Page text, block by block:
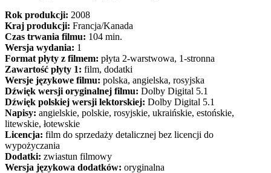
Rok produkcji: 2008
Kraj produkcji: Francja/Kanada
Czas trwania filmu: 104 min.
Wersja wydania: 1
Format płyty z filmem: płyta 2-warstwowa, 1-stronna
Zawartość płyty 1: film, dodatki
Wersje językowe filmu: polska, angielska, rosyjska
Dźwięk wersji oryginalnej filmu: Dolby Digital 5.1
Dźwięk polskiej wersji lektorskiej: Dolby Digital 5.1
Napisy: angielskie, polskie, rosyjskie, ukraińskie, estońskie,
litewskie, łotewskie
Licencja: film do sprzedaży detalicznej bez licencji do
wypożyczania
Dodatki: zwiastun filmowy
Wersja językowa dodatków: oryginalna